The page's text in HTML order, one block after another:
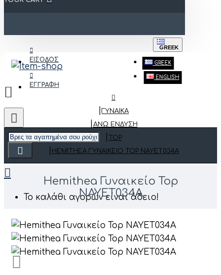
ΕΙΣΟΔΟΣ
ΕΓΓΡΑΦΗ
GREEK
GREEK
ENGLISH
Το καλάθι αγορών είναι άδειο!
ΓΥΝΑΙΚΑ
ΆΝΩ ΈΝΔΥΣΗ
TOP
HEMITHEA ΓΥΝΑΙΚΕΊΟ TOP ΝΑΥΕΤ034Α
Hemithea Γυναικείο Top
ΝΑΥΕΤ034Α